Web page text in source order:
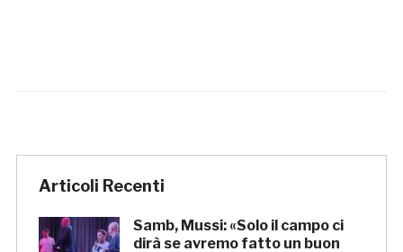
Articoli Recenti
Samb, Mussi: «Solo il campo ci
dirà se avremo fatto un buon